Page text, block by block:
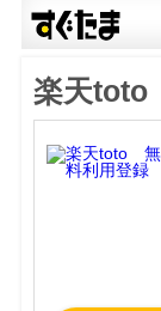
楽天toto